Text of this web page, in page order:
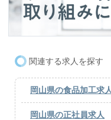
関連する求人を探す
岡山県の食品加工求人
岡山県の正社員求人